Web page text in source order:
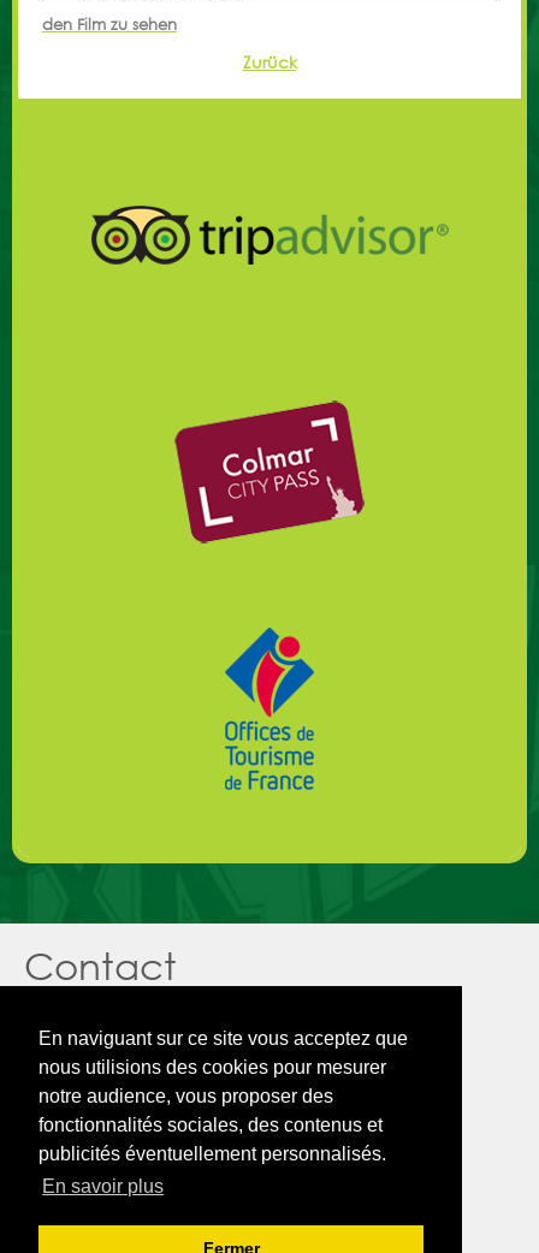
En naviguant sur ce site vous acceptez que
nous utilisions des cookies pour mesurer
notre audience, vous proposer des
fonctionnalités sociales, des contenus et
publicités éventuellement personnalisés.
En savoir plus
Fermer
den Film zu sehen
Zurück
Contact
1 rue Edighoffen - F – 68000 COLMAR
Tél : 03 89 24 19 82
A Colmar
Mentions légales